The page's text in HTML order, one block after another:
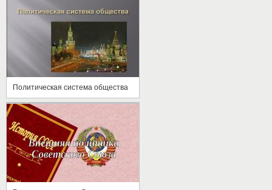
Политическая система общества